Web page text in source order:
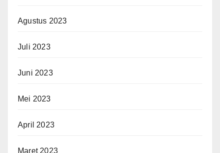
Agustus 2023
Juli 2023
Juni 2023
Mei 2023
April 2023
Maret 2023